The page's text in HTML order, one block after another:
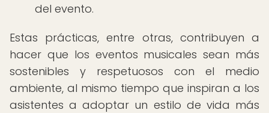
del evento.
Estas prácticas, entre otras, contribuyen a
hacer que los eventos musicales sean más
sostenibles y respetuosos con el medio
ambiente, al mismo tiempo que inspiran a los
asistentes a adoptar un estilo de vida más